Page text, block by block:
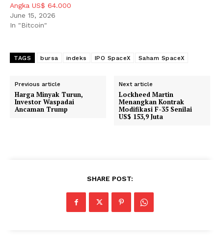
Angka US$ 64.000
June 15, 2026
In "Bitcoin"
TAGS bursa indeks IPO SpaceX Saham SpaceX
Previous article
Harga Minyak Turun,
Investor Waspadai
Ancaman Trump
Next article
Lockheed Martin
Menangkan Kontrak
Modifikasi F-35 Senilai
US$ 153,9 Juta
SHARE POST: